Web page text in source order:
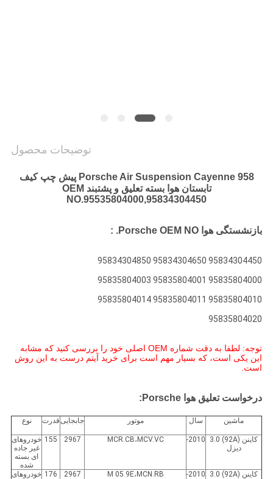
توضیحات محصول
Porsche Air Suspension Cayenne 958 پیش چپ کیف
تابستان هوا بسته تعلیق و پشتبند OEM
NO.95535804000,95834304450
بازنشستگی هوا Porsche OEM NO. :
95834304450 95834304650 95834304850
95835804000 95835804001 95835804003
95835804010 95835804011 95835804014
95835804020
توجه: لطفا به دقت شماره OEM اصلی خود را بررسی کنید که مشابه
این یکی است، که بسیار مهم است برای خرید آیتم درست به این روش
است.
درخواست تعلیق هوا Porsche:
ماشين سال موتور جابجاییقدرت نوع
کاینن (92A) 3.0
دیزل
2010- MCR.CB،MCV.VC 2967
155 خودروهای
غیر جاده
ای بسته
شده
کاینن (92A) 3.0
2010- M 05.9E،MCN.RB 2967
176 خودروهای